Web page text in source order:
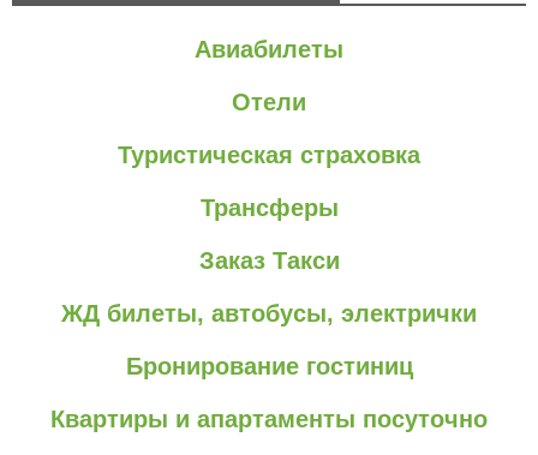
Авиабилеты
Отели
Туристическая страховка
Трансферы
Заказ Такси
ЖД билеты, автобусы, электрички
Бронирование гостиниц
Квартиры и апартаменты посуточно